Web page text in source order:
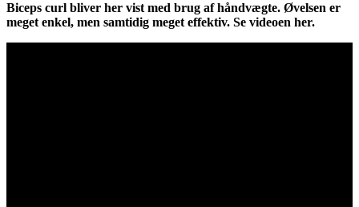
Biceps curl bliver her vist med brug af håndvægte. Øvelsen er
meget enkel, men samtidig meget effektiv. Se videoen her.